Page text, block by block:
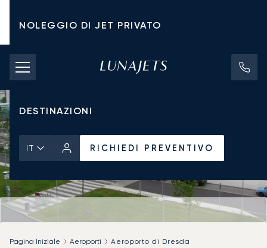
NOLEGGIO DI JET PRIVATO
TARIFFE DI NOLEGGIO
JET PRIVATI
DESTINAZIONI
IT RICHIEDI PREVENTIVO
Pagina Iniziale Aeroporti Aeroporto di Dresda